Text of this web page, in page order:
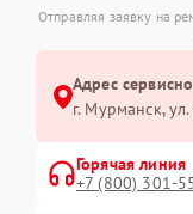
Отправляя заявку на
Адрес
г. Мурманск,
Горячая линия
+7 (800) 301-